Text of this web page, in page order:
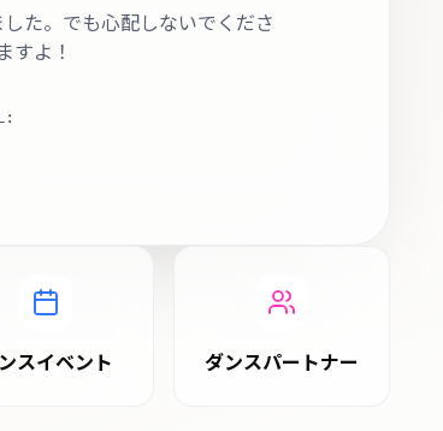
た。でも心配しないでくださ
すよ！
:
スイベント ダンスパートナー